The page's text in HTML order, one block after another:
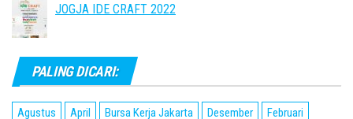
JOGJA IDE CRAFT 2022
PALING DICARI:
Agustus April Bursa Kerja Jakarta Desember
Februari